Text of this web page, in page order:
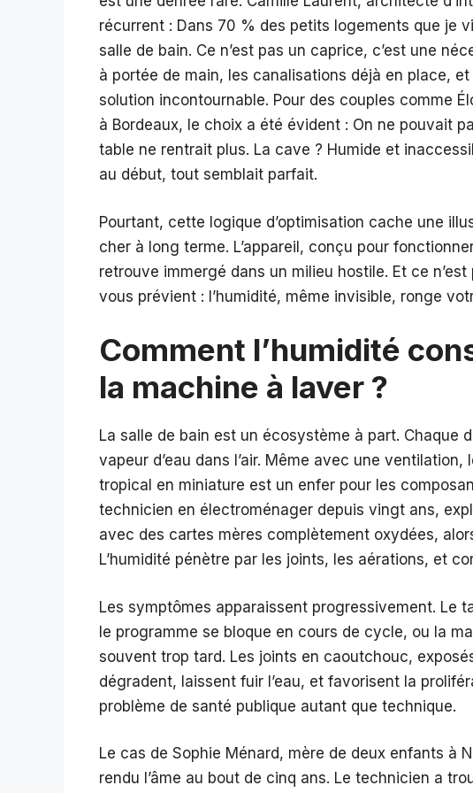
récurrent : Dans 70 % des petits logements que je
salle de bain. Ce n’est pas un caprice, c’est une
à portée de main, les canalisations déjà en place,
solution incontournable. Pour des couples comme
à Bordeaux, le choix a été évident : On ne pouvait
table ne rentrait plus. La cave ? Humide et
au début, tout semblait parfait.
Pourtant, cette logique d’optimisation cache une
cher à long terme. L’appareil, conçu pour
retrouve immergé dans un milieu hostile. Et ce n’est
vous prévient : l’humidité, même invisible, ronge
Comment l’humidité
la machine à laver ?
La salle de bain est un écosystème à part. Chaque
vapeur d’eau dans l’air. Même avec une
tropical en miniature est un enfer pour les
technicien en électroménager depuis vingt ans,
avec des cartes mères complètement oxydées,
L’humidité pénètre par les joints, les aérations, et
Les symptômes apparaissent progressivement. Le
le programme se bloque en cours de cycle, ou la
souvent trop tard. Les joints en caoutchouc,
dégradent, laissent fuir l’eau, et favorisent la
problème de santé publique autant que technique.
Le cas de Sophie Ménard, mère de deux enfants à
rendu l’âme au bout de cinq ans. Le technicien a